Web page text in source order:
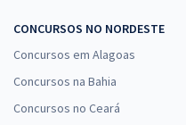
CONCURSOS NO NORDESTE
Concursos em Alagoas
Concursos na Bahia
Concursos no Ceará